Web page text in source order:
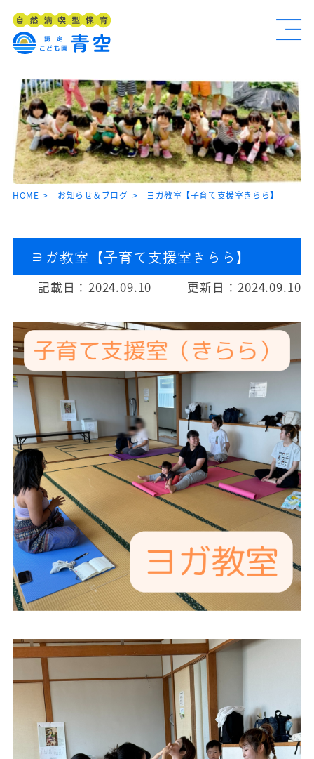
HOME お知らせ＆ブログ ヨガ教室【子育て支援室きらら】
ヨガ教室【子育て支援室きらら】
記載日： 2024.09.10 更新日： 2024.09.10